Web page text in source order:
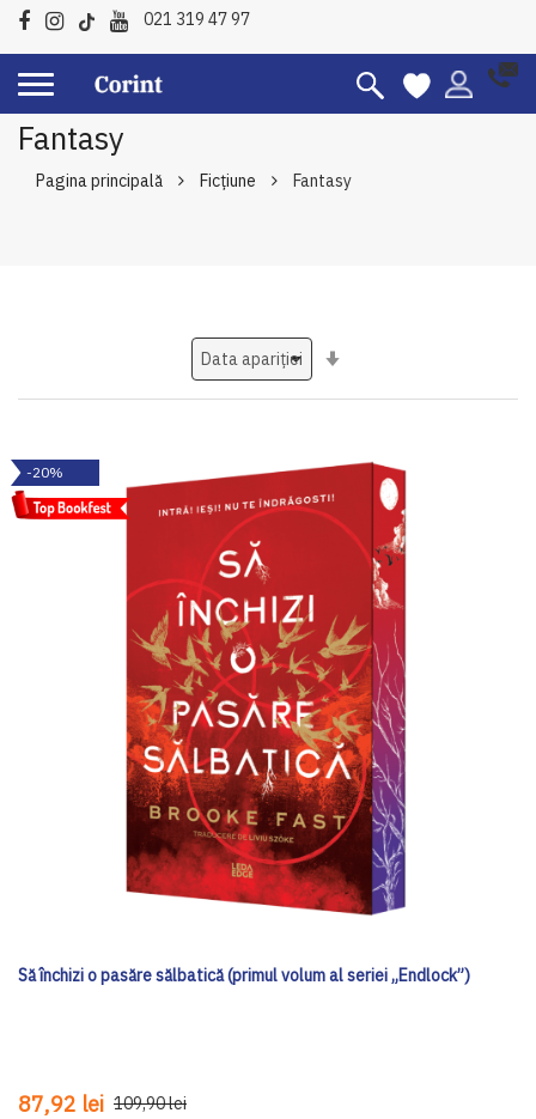
021 319 47 97
Fantasy
Pagina principală Ficțiune Fantasy
-20%
Să închizi o pasăre sălbatică (primul volum al seriei „Endlock”)
87,92 lei 109,90 lei